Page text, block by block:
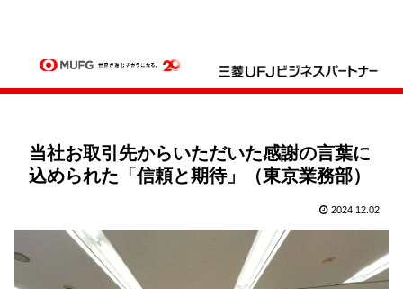
当社お取引先からいただいた感謝の言葉に
込められた「信頼と期待」（東京業務部）
2024.12.02